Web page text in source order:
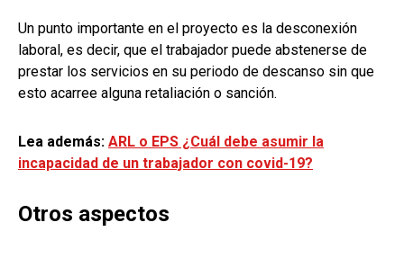
Un punto importante en el proyecto es la desconexión
laboral, es decir, que el trabajador puede abstenerse de
prestar los servicios en su periodo de descanso sin que
esto acarree alguna retaliación o sanción.
Lea además: ARL o EPS ¿Cuál debe asumir la
incapacidad de un trabajador con covid-19?
Otros aspectos